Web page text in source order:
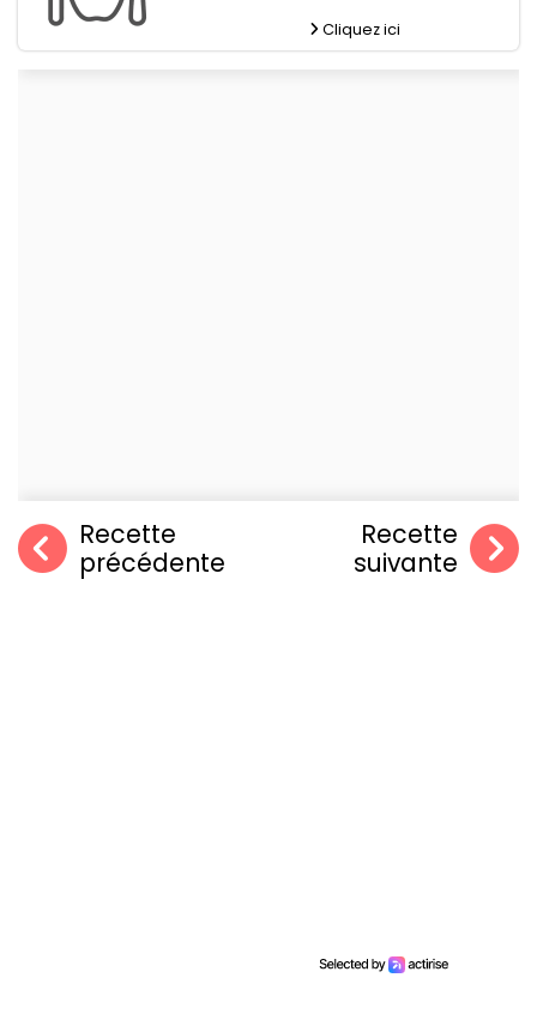
Cliquez ici
Recette
précédente
Recette
suivante